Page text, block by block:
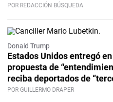
POR REDACCIÓN BÚSQUEDA
Donald Trump
Estados Unidos entregó
propuesta de
reciba deportados de
POR GUILLERMO DRAPER